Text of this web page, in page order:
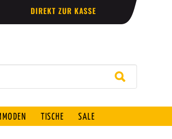
DIREKT ZUR KASSE
TISCHE SALE